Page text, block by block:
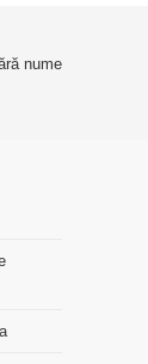
nume